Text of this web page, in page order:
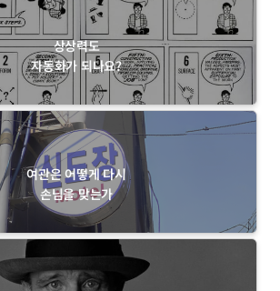
상상력도
자동화가 되나요?
여관은 어떻게 다시
손님을 맞는가